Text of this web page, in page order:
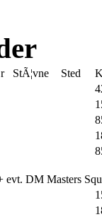
StÃ¦vne Sted
DM Masters